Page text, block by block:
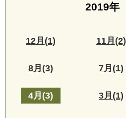
2019年
12月(1) 11月(2)
8月(3) 7月(1)
4月(3) 3月(1)